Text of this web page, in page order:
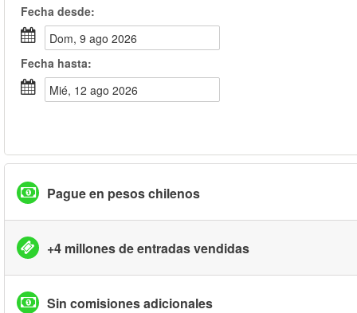
Fecha desde:
dom, 9 ago 2026
Fecha hasta:
mié, 12 ago 2026
Pague en pesos chilenos
+4 millones de entradas vendidas
Sin comisiones adicionales